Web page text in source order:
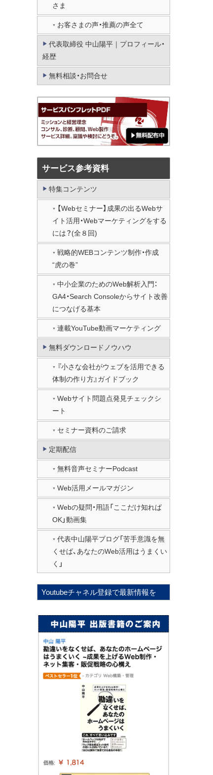
さま
お客さまの声・推薦の声全て
代表取締役 中山陽平｜プロフィール・
経歴
無料相談・お問合せ
サービス参考資料
特集コンテンツ
【Webセミナー】成果の出るWebサ
イト活用・Webマーケティングをする
には？(全８回)
戦略的WEBコンテンツ制作・作成
“虎の巻”
中小企業のためのWeb解析入門：
GA4・Search Consoleからサイト改善
につなげる基本
連載YouTube動画マーケティング
無料ダウンロードノウハウ
『小さな会社がウェブを活用できる
体制の作り方』ガイドブック
Webサイト問題点発見チェックシ
ート
セミナー資料のご請求
定期配信
無料音声セミナーPodcast
Web活用メールマガジン
Webの疑問・用語「ここだけ知れば
OK」動画集
代表中山陽平ブログ「苦手意識を無
くせば、あなたのWeb活用はうまくい
く」
Youtubeチャネル登録で最新情報を